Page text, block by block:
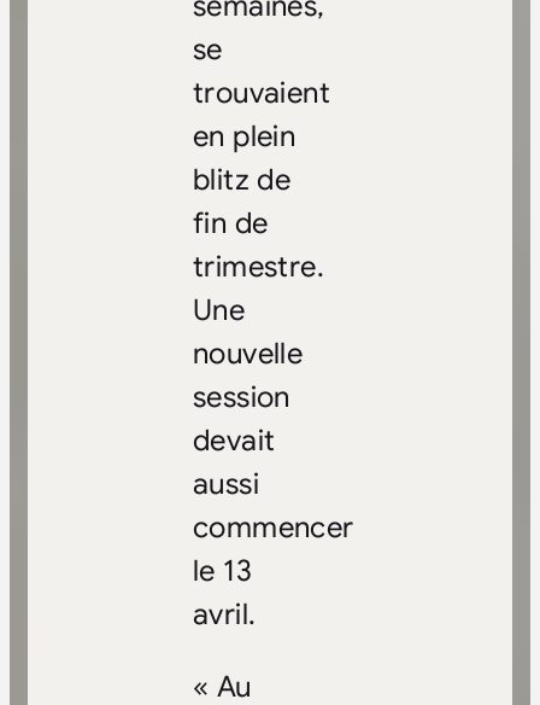
se
trouvaient
en plein
blitz de
fin de
trimestre.
Une
nouvelle
session
devait
aussi
commencer
le 13
avril.
« Au